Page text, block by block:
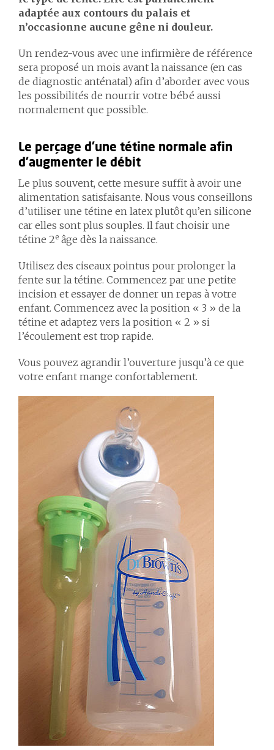
adaptée aux contours du palais et
n’occasionne aucune gêne ni douleur.
Un rendez-vous avec une infirmière de référence
sera proposé un mois avant la naissance (en cas
de diagnostic anténatal) afin d’aborder avec vous
les possibilités de nourrir votre bébé aussi
normalement que possible.
Le perçage d’une tétine normale afin
d’augmenter le débit
Le plus souvent, cette mesure suffit à avoir une
alimentation satisfaisante. Nous vous conseillons
d’utiliser une tétine en latex plutôt qu’en silicone
car elles sont plus souples. Il faut choisir une
tétine 2e âge dès la naissance.
Utilisez des ciseaux pointus pour prolonger la
fente sur la tétine. Commencez par une petite
incision et essayer de donner un repas à votre
enfant. Commencez avec la position « 3 » de la
tétine et adaptez vers la position « 2 » si
l’écoulement est trop rapide.
Vous pouvez agrandir l’ouverture jusqu’à ce que
votre enfant mange confortablement.